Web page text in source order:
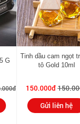
79 (107)/6000
140/4200
Trợ lực lái điện
Mâm đúc/Alloy
G
Tinh dầu cam ngọt
tô Gold 10ml
150.000đ
Gửi liên hệ